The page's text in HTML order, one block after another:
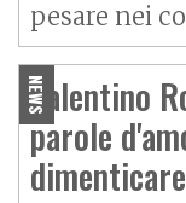
pesare nei
NEWS
Valentino
parole
dimenticare